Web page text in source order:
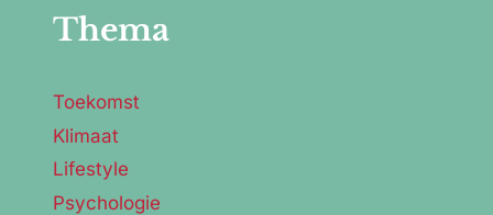
Thema
Toekomst
Klimaat
Lifestyle
Psychologie